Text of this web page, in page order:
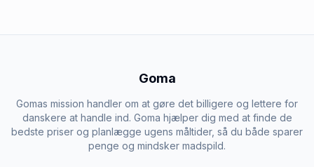
Goma
Gomas mission handler om at gøre det billigere og lettere for
danskere at handle ind. Goma hjælper dig med at finde de
bedste priser og planlægge ugens måltider, så du både sparer
penge og mindsker madspild.